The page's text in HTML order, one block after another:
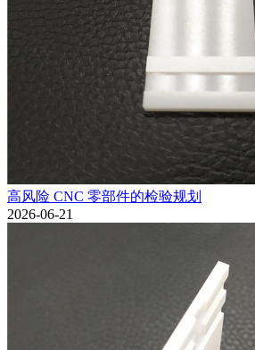
高风险 CNC 零部件的检验规划
2026-06-21